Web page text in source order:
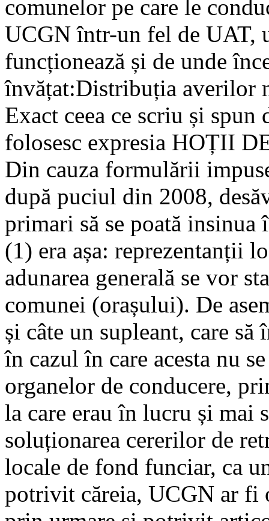
comunelor pe care le
UCGN într-un fel de UAT,
funcționează și de unde
învățat:Distribuția averilor
Exact ceea ce scriu și spun
folosesc expresia HOȚII
Din cauza formulării
după puciul din 2008,
primari să se poată
(1) era așa: reprezentanții
adunarea generală se vor
comunei (orașului). De
și câte un supleant, care
în cazul în care acesta nu
organelor de conducere,
la care erau în lucru și mai
soluționarea cererilor de
locale de fond funciar, ca
potrivit căreia, UCGN ar fi